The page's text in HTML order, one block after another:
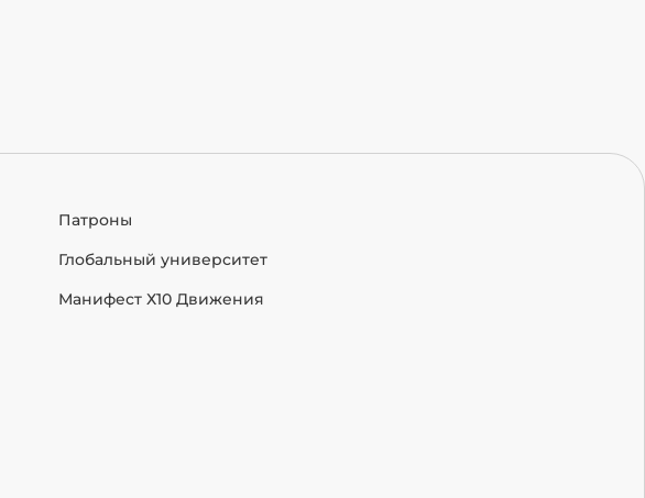
Патроны
Глобальный университет
Манифест Х10 Движения